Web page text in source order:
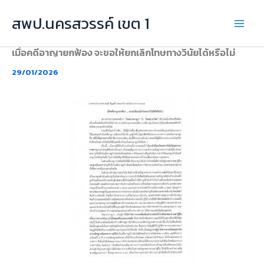
สพป.นครสวรรค์ เขต 1
เมื่อคดีอาญายกฟ้อง จะขอให้ยกเลิกโทษทางวินัยได้หรือไม่
29/01/2026